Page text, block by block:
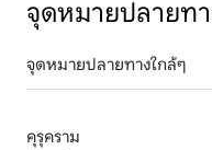
จุดหมายปลายทา
จุดหมายปลายทางใกล้ๆ
คุรุคราม